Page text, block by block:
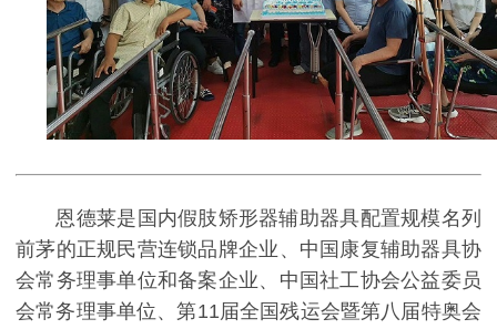
恩德莱是国内假肢矫形器辅助器具配置规模名列
前茅的正规民营连锁品牌企业、中国康复辅助器具协
会常务理事单位和备案企业、中国社工协会公益委员
会常务理事单位、第11届全国残运会暨第八届特奥会